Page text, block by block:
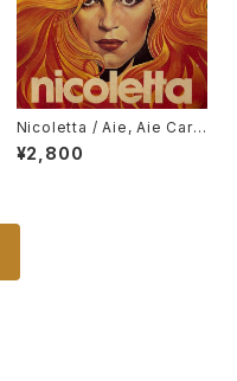
Nicoletta / Aie, Aie Cara
mba
¥2,800